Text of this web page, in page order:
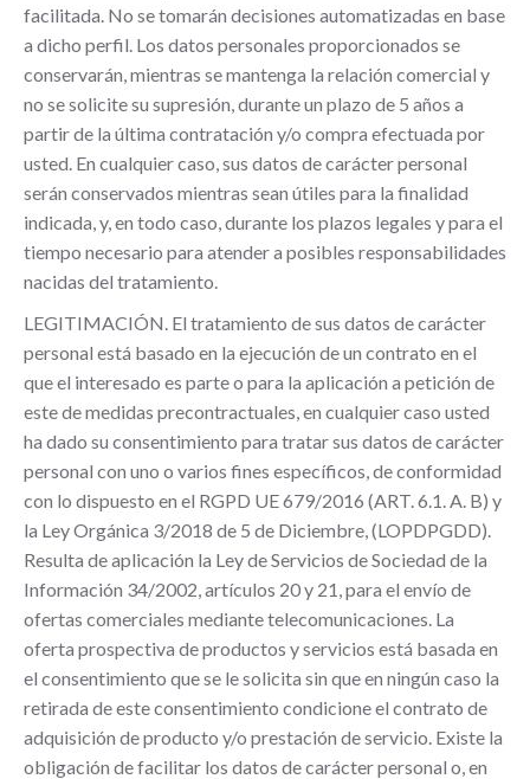
facilitada. No se tomarán decisiones automatizadas en base
a dicho perfil. Los datos personales proporcionados se
conservarán, mientras se mantenga la relación comercial y
no se solicite su supresión, durante un plazo de 5 años a
partir de la última contratación y/o compra efectuada por
usted. En cualquier caso, sus datos de carácter personal
serán conservados mientras sean útiles para la finalidad
indicada, y, en todo caso, durante los plazos legales y para el
tiempo necesario para atender a posibles responsabilidades
nacidas del tratamiento.
LEGITIMACIÓN. El tratamiento de sus datos de carácter
personal está basado en la ejecución de un contrato en el
que el interesado es parte o para la aplicación a petición de
este de medidas precontractuales, en cualquier caso usted
ha dado su consentimiento para tratar sus datos de carácter
personal con uno o varios fines específicos, de conformidad
con lo dispuesto en el RGPD UE 679/2016 (ART. 6.1. A. B) y
la Ley Orgánica 3/2018 de 5 de Diciembre, (LOPDPGDD).
Resulta de aplicación la Ley de Servicios de Sociedad de la
Información 34/2002, artículos 20 y 21, para el envío de
ofertas comerciales mediante telecomunicaciones. La
oferta prospectiva de productos y servicios está basada en
el consentimiento que se le solicita sin que en ningún caso la
retirada de este consentimiento condicione el contrato de
adquisición de producto y/o prestación de servicio. Existe la
obligación de facilitar los datos de carácter personal o, en